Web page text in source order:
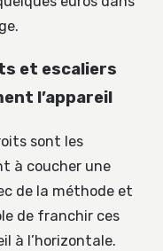
et escaliers
l’appareil
sont les
à coucher une
de la méthode et
de franchir ces
à l’horizontale.